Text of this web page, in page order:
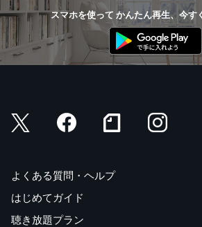
スマホを使って かんたん再生、今す
よくある質問・ヘルプ
はじめてガイド
聴き放題プラン